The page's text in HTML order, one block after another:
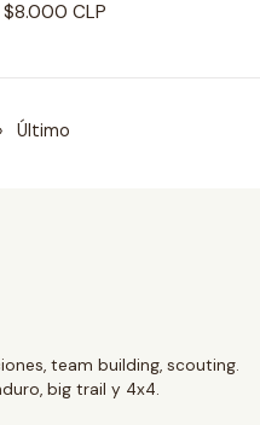
$8.000 CLP
Último
team building, scouting.
big trail y 4x4.